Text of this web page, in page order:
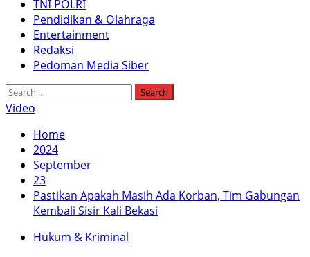
TNI POLRI
Pendidikan & Olahraga
Entertainment
Redaksi
Pedoman Media Siber
Search
for:
Video
Home
2024
September
23
Pastikan Apakah Masih Ada Korban, Tim Gabungan
Kembali Sisir Kali Bekasi
Hukum & Kriminal